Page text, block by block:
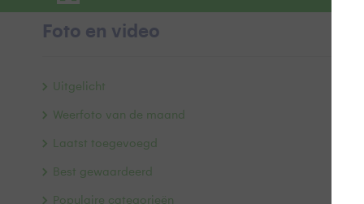
Foto en video
Uitgelicht
Weerfoto van de maand
Laatst toegevoegd
Best gewaardeerd
Populaire categorieën